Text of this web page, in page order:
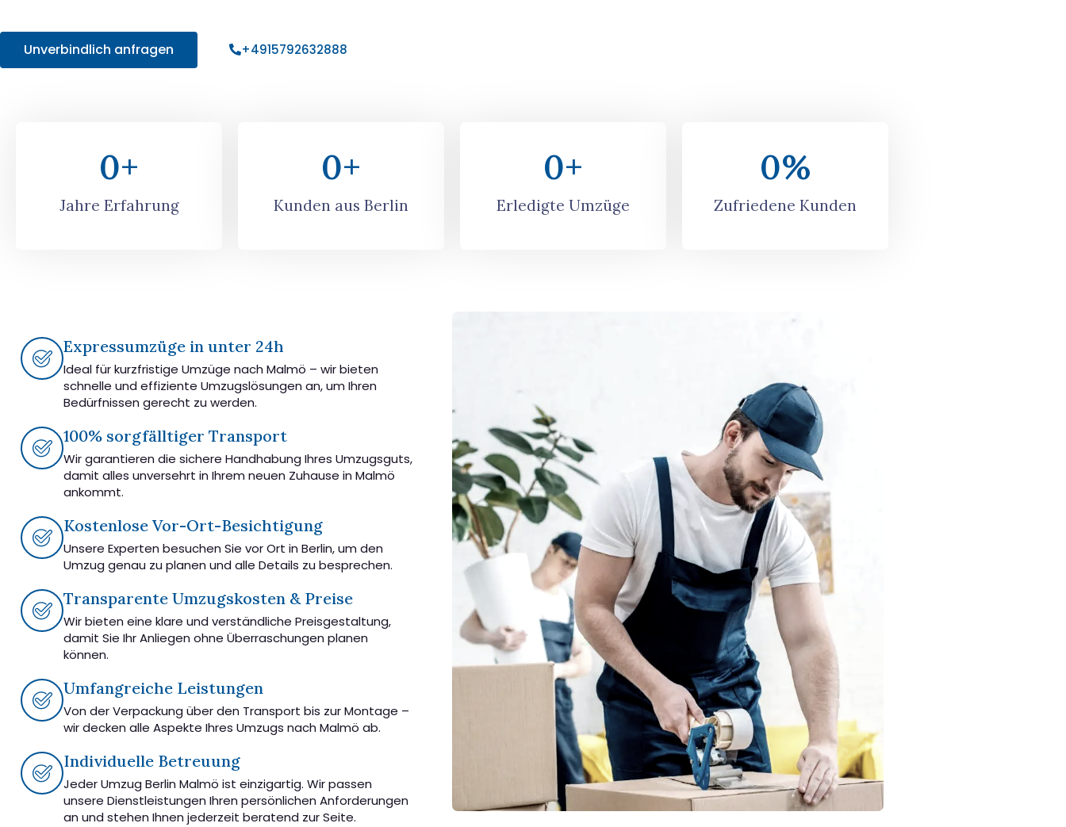
Unverbindlich anfragen +4915792632888
Jahre Erfahrung
0+
Kunden aus Berlin
0+
Erledigte Umzüge
0+
Zufriedene Kunden
0%
Expressumzüge in unter 24h
Ideal für kurzfristige Umzüge nach Malmö – wir bieten
schnelle und effiziente Umzugslösungen an, um Ihren
Bedürfnissen gerecht zu werden.
100% sorgfälltiger Transport
Wir garantieren die sichere Handhabung Ihres Umzugsguts,
damit alles unversehrt in Ihrem neuen Zuhause in Malmö
ankommt.
Kostenlose Vor-Ort-Besichtigung
Unsere Experten besuchen Sie vor Ort in Berlin, um den
Umzug genau zu planen und alle Details zu besprechen.
Transparente Umzugskosten & Preise
Wir bieten eine klare und verständliche Preisgestaltung,
damit Sie Ihr Anliegen ohne Überraschungen planen
können.
Umfangreiche Leistungen
Von der Verpackung über den Transport bis zur Montage –
wir decken alle Aspekte Ihres Umzugs nach Malmö ab.
Individuelle Betreuung
Jeder Umzug Berlin Malmö ist einzigartig. Wir passen
unsere Dienstleistungen Ihren persönlichen Anforderungen
an und stehen Ihnen jederzeit beratend zur Seite.